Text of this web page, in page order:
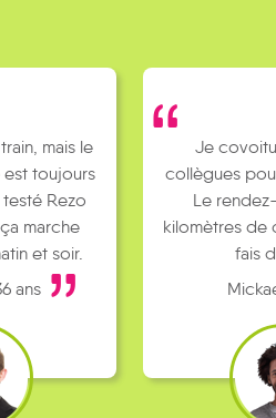
mais le
est toujours
Rezo
marche
et soir.
ans
Je
collègues
Le
kilomètres de
fais